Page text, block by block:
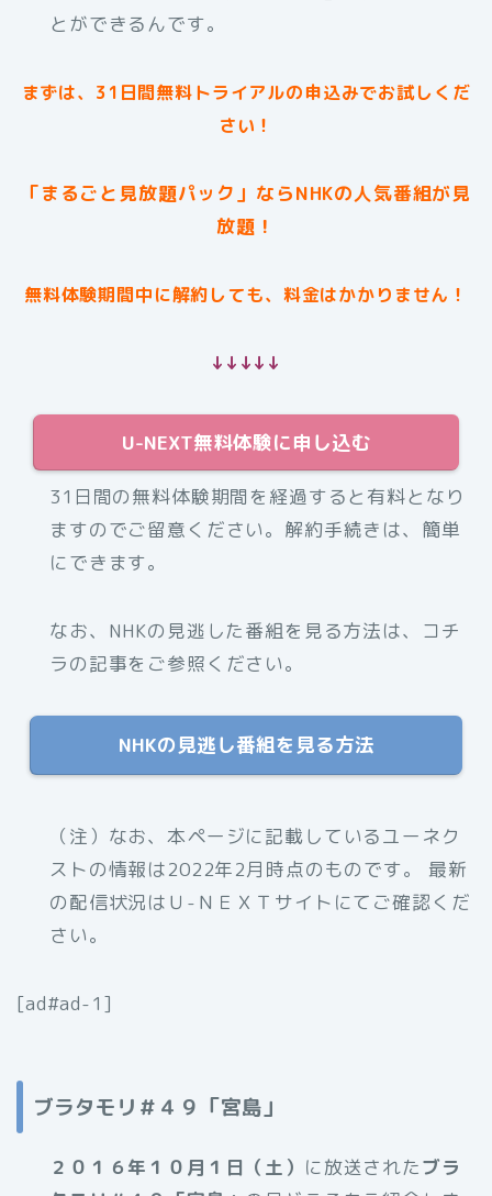
とができるんです。
まずは、31日間無料トライアルの申込みでお試しくだ
さい！
「まるごと見放題パック」ならNHKの人気番組が見
放題！
無料体験期間中に解約しても、料金はかかりません！
↓↓↓↓↓
U-NEXT無料体験に申し込む
31日間の無料体験期間を経過すると有料となり
ますのでご留意ください。解約手続きは、簡単
にできます。
なお、NHKの見逃した番組を見る方法は、コチ
ラの記事をご参照ください。
NHKの見逃し番組を見る方法
（注）なお、本ページに記載しているユーネク
ストの情報は2022年2月時点のものです。 最新
の配信状況はＵ-ＮＥＸＴサイトにてご確認くだ
さい。
[ad#ad-1]
ブラタモリ＃４９「宮島」
２０１６年１０月１日（土） に放送されたブラ